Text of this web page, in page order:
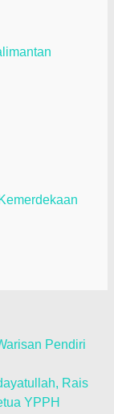
Pendiri
Rais
YPPH